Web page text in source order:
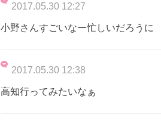
2017.05.30 12:27
小野さんすごいなー忙しいだろうに
2017.05.30 12:38
高知行ってみたいなぁ